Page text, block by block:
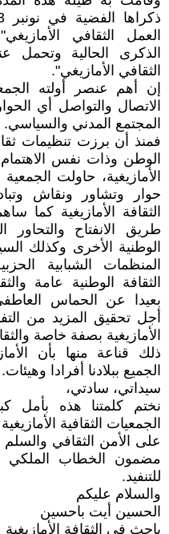
العمل الثقافي
الثقافي الأمازيغي".
إن أهم عنصر أولته
الاتصال والتواصل أي
المجتمع المدني والسياسي.
فمنذ أن برزت تنظيمات
الوطن وذات نفس الاهتمام
الأمازيغية، حاولت
حوار وتشاور ونقاش
الثقافة الأمازيغية
طريق الانفتاح والتحاور
الوطنية الأخرى وكذلك
المنظمات الشبابية
الثقافة الوطنية عامة
بعيدا عن الحماس
أجل تحقيق المزيد من
الأمازيغية بصفة خاصة
ذلك قناعة منها بأن
الجميع ببلادنا أفرادا وهيئات.
سيداتي، سادتي،
نختم كلمتنا هذه بأمل
الجمعيات الثقافية
على الأمن الثقافي
للتنفيد.
والسلام عليكم
الحسين أيت باحسين
باحث في الثقافة الأمازيغية